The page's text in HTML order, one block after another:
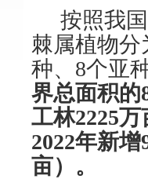
按照我
棘属植物分
种、8个亚
界总面积的
工林2225万
2022年新
亩）。